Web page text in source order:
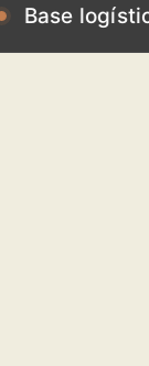
logística em